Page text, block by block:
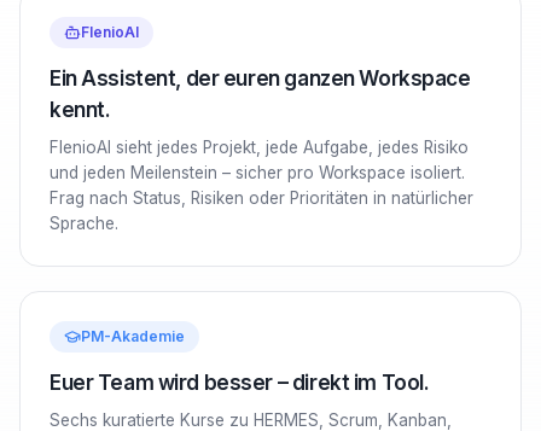
FlenioAI
Ein Assistent, der euren ganzen Workspace
kennt.
FlenioAI sieht jedes Projekt, jede Aufgabe, jedes Risiko
und jeden Meilenstein – sicher pro Workspace isoliert.
Frag nach Status, Risiken oder Prioritäten in natürlicher
Sprache.
PM-Akademie
Euer Team wird besser – direkt im Tool.
Sechs kuratierte Kurse zu HERMES, Scrum, Kanban,